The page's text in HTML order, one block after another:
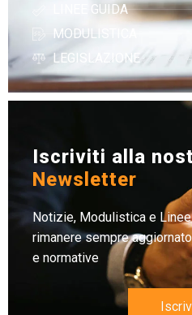
LINEE GUIDA
MODULISTICA
LEGISLAZIONE
Iscriviti alla
Newsletter
Notizie, Modulistica e
rimanere sempre
e normative